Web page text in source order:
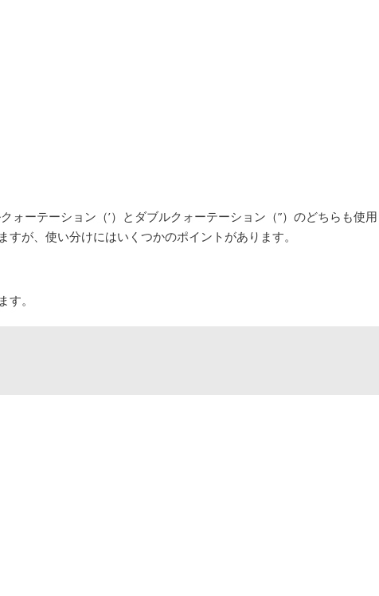
ォーテーション（’）とダブルクォーテーション（”）のどちらも使用
が、使い分けにはいくつかのポイントがあります。
。